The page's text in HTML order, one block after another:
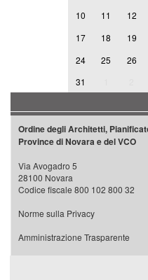
10
11 12
17
18 19
24
25 26
31
Ordine degli Architetti,
Province di Novara e del VCO
Via Avogadro 5
28100 Novara
Codice fiscale 800 102 800 32
Norme sulla Privacy
Amministrazione Trasparente